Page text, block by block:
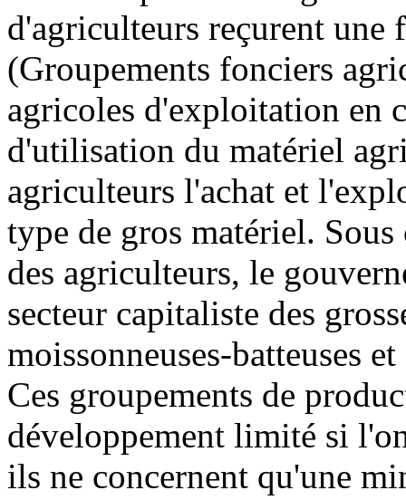
d'agriculteurs reçurent
(Groupements fonciers
agricoles d'exploitation en
d'utilisation du matériel
agriculteurs l'achat et
type de gros matériel.
des agriculteurs, le
secteur capitaliste des
moissonneuses-batteuses
Ces groupements de
développement limité si
ils ne concernent qu'une